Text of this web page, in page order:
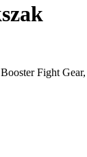
Fight Gear,